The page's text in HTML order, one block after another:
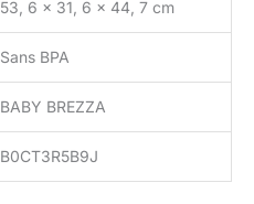
53, 6 x 31, 6 x 44, 7 cm
Sans BPA
BABY BREZZA
B0CT3R5B9J